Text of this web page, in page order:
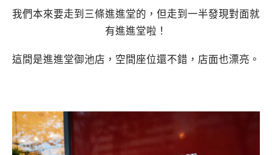
我們本來要走到三條進進堂的，但走到一半發現對面就
有進進堂啦！
這間是進進堂御池店，空間座位還不錯，店面也漂亮。